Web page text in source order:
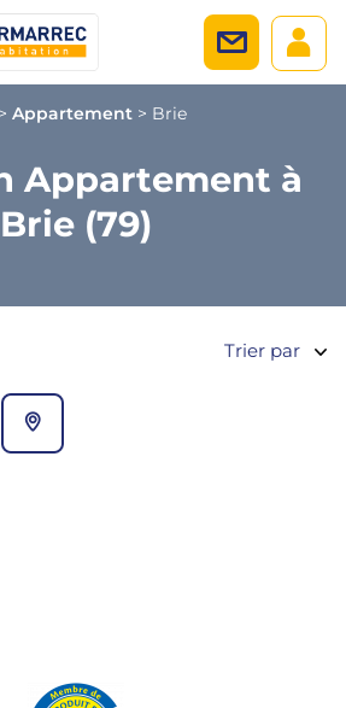
> Appartement > Brie
Appartement à
Brie (79)
Trier par